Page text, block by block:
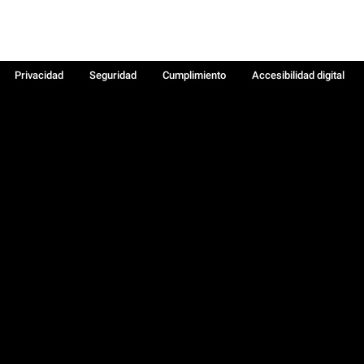
Privacidad Seguridad Cumplimiento
Accesibilidad digital